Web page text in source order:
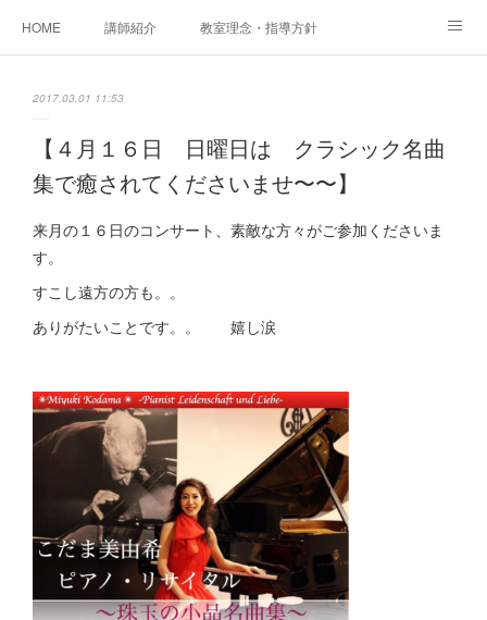
HOME 講師紹介 教室理念・指導方針
ご相談・体験レッスンお申し込み
アクセス 演奏スケジュール
2017.03.01 11:53
【４月１６日 日曜日は クラシック名曲
集で癒されてくださいませ〜〜】
来月の１６日のコンサート、素敵な方々がご参加くださいま
す。
すこし遠方の方も。。
ありがたいことです。。 嬉し涙